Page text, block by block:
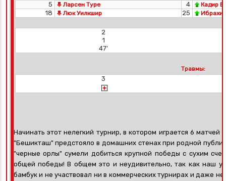
5
Ларсен Туре 4 Кадир
18 Люк Уилкшир 25
2
1
47'
Травмы:
3
Начинать этот нелегкий турнир, в котором играется 6
"Бешикташ" предстояло в домашних стенах при родной
"черные орлы" сумели добиться крупной победы с сухим
общей победы! В общем это и неудивительно, так как наш
бамбук и не участвовал ни в коммерческих турнирах и даже